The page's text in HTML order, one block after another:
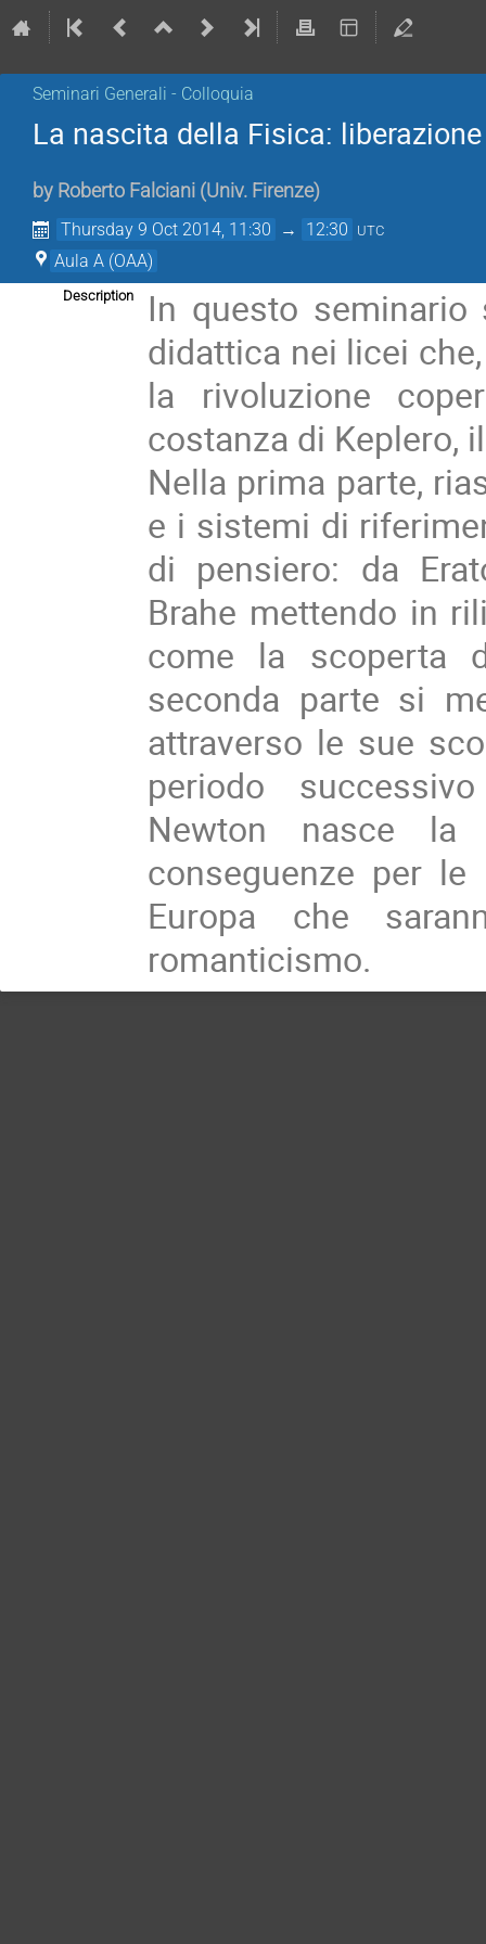
Seminari Generali - Colloquia
La nascita della Fisica:
by Roberto Falciani (Univ. Firenze)
Thursday 9 Oct 2014, 11:30 → 12:30 UTC
Aula A (OAA)
Description
In questo
didattica nei licei
la rivoluzione
costanza di Keplero,
Nella prima parte,
e i sistemi di
di pensiero: da
Brahe mettendo in
come la scoperta
seconda parte si
attraverso le sue
periodo
Newton nasce
conseguenze per
Europa che
romanticismo.